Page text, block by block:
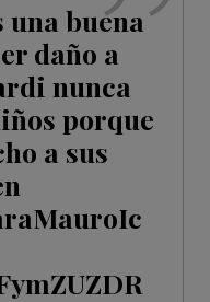
una buena
daño a
nunca
porque
a sus